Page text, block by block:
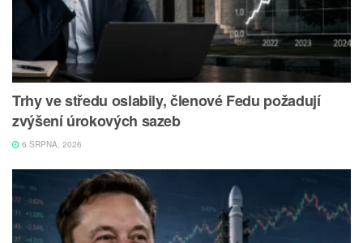
Trhy ve středu oslabily, členové Fedu požadují
zvýšení úrokových sazeb
6 SRPNA, 2026